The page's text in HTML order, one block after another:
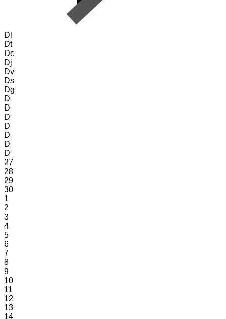
Dl
Dt
Dc
Dj
Dv
Ds
Dg
D
D
D
D
D
D
D
27
28
29
30
1
2
3
4
5
6
7
8
9
10
11
12
13
14